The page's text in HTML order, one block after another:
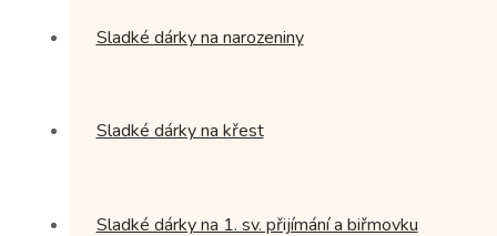
Sladké dárky na narozeniny
Sladké dárky na křest
Sladké dárky na 1. sv. přijímání a biřmovku